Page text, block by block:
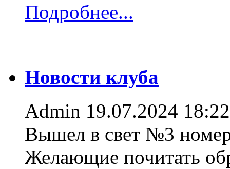
Подробнее...
Новости клуба
Admin 19.07.2024 18:22
Вышел в свет №3
Желающие почитать